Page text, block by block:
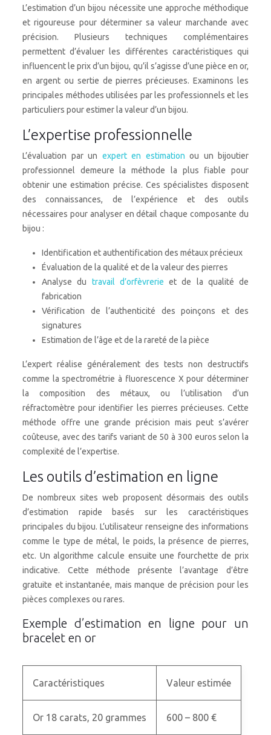
L’estimation d’un bijou nécessite une approche méthodique
et rigoureuse pour déterminer sa valeur marchande avec
précision. Plusieurs techniques complémentaires
permettent d’évaluer les différentes caractéristiques qui
influencent le prix d’un bijou, qu’il s’agisse d’une pièce en or,
en argent ou sertie de pierres précieuses. Examinons les
principales méthodes utilisées par les professionnels et les
particuliers pour estimer la valeur d’un bijou.
L’expertise professionnelle
L’évaluation par un expert en estimation ou un bijoutier
professionnel demeure la méthode la plus fiable pour
obtenir une estimation précise. Ces spécialistes disposent
des connaissances, de l’expérience et des outils
nécessaires pour analyser en détail chaque composante du
bijou :
Identification et authentification des métaux précieux
Évaluation de la qualité et de la valeur des pierres
Analyse du travail d’orfèvrerie et de la qualité de
fabrication
Vérification de l’authenticité des poinçons et des
signatures
Estimation de l’âge et de la rareté de la pièce
L’expert réalise généralement des tests non destructifs
comme la spectrométrie à fluorescence X pour déterminer
la composition des métaux, ou l’utilisation d’un
réfractomètre pour identifier les pierres précieuses. Cette
méthode offre une grande précision mais peut s’avérer
coûteuse, avec des tarifs variant de 50 à 300 euros selon la
complexité de l’expertise.
Les outils d’estimation en ligne
De nombreux sites web proposent désormais des outils
d’estimation rapide basés sur les caractéristiques
principales du bijou. L’utilisateur renseigne des informations
comme le type de métal, le poids, la présence de pierres,
etc. Un algorithme calcule ensuite une fourchette de prix
indicative. Cette méthode présente l’avantage d’être
gratuite et instantanée, mais manque de précision pour les
pièces complexes ou rares.
Exemple d’estimation en ligne pour un
bracelet en or
Caractéristiques Valeur estimée
Or 18 carats, 20 grammes 600 – 800 €